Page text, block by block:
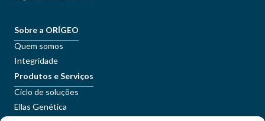
Sobre a ORÍGEO
Quem somos
Integridade
Produtos e Serviços
Ciclo de soluções
Ellas Genética